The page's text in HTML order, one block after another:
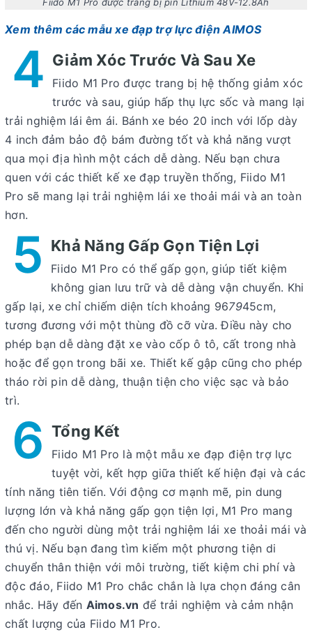
Xem thêm các mẫu xe đạp trợ lực điện AIMOS
4 Giảm Xóc Trước Và Sau Xe
Fiido M1 Pro được trang bị hệ thống giảm xóc
trước và sau, giúp hấp thụ lực sốc và mang lại
trải nghiệm lái êm ái. Bánh xe béo 20 inch với lốp dày
4 inch đảm bảo độ bám đường tốt và khả năng vượt
qua mọi địa hình một cách dễ dàng. Nếu bạn chưa
quen với các thiết kế xe đạp truyền thống, Fiido M1
Pro sẽ mang lại trải nghiệm lái xe thoải mái và an toàn
hơn.
5 Khả Năng Gấp Gọn Tiện Lợi
Fiido M1 Pro có thể gấp gọn, giúp tiết kiệm
không gian lưu trữ và dễ dàng vận chuyển. Khi
gấp lại, xe chỉ chiếm diện tích khoảng 967945cm,
tương đương với một thùng đồ cỡ vừa. Điều này cho
phép bạn dễ dàng đặt xe vào cốp ô tô, cất trong nhà
hoặc để gọn trong bãi xe. Thiết kế gập cũng cho phép
tháo rời pin dễ dàng, thuận tiện cho việc sạc và bảo
trì.
6 Tổng Kết
Fiido M1 Pro là một mẫu xe đạp điện trợ lực
tuyệt vời, kết hợp giữa thiết kế hiện đại và các
tính năng tiên tiến. Với động cơ mạnh mẽ, pin dung
lượng lớn và khả năng gấp gọn tiện lợi, M1 Pro mang
đến cho người dùng một trải nghiệm lái xe thoải mái và
thú vị. Nếu bạn đang tìm kiếm một phương tiện di
chuyển thân thiện với môi trường, tiết kiệm chi phí và
độc đáo, Fiido M1 Pro chắc chắn là lựa chọn đáng cân
nhắc. Hãy đến Aimos.vn để trải nghiệm và cảm nhận
chất lượng của Fiido M1 Pro.